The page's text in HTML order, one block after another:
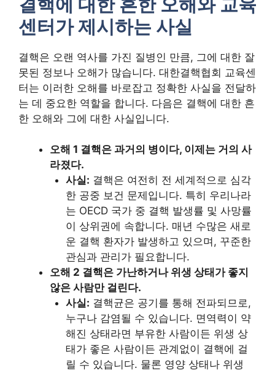
센터가 제시하는 사실
결핵은 오랜 역사를 가진 질병인 만큼, 그에 대한 잘
못된 정보나 오해가 많습니다. 대한결핵협회 교육센
터는 이러한 오해를 바로잡고 정확한 사실을 전달하
는 데 중요한 역할을 합니다. 다음은 결핵에 대한 흔
한 오해와 그에 대한 사실입니다.
오해 1 결핵은 과거의 병이다, 이제는 거의 사
라졌다.
사실: 결핵은 여전히 전 세계적으로 심각
한 공중 보건 문제입니다. 특히 우리나라
는 OECD 국가 중 결핵 발생률 및 사망률
이 상위권에 속합니다. 매년 수많은 새로
운 결핵 환자가 발생하고 있으며, 꾸준한
관심과 관리가 필요합니다.
오해 2 결핵은 가난하거나 위생 상태가 좋지
않은 사람만 걸린다.
사실: 결핵균은 공기를 통해 전파되므로,
누구나 감염될 수 있습니다. 면역력이 약
해진 상태라면 부유한 사람이든 위생 상
태가 좋은 사람이든 관계없이 결핵에 걸
릴 수 있습니다. 물론 영양 상태나 위생